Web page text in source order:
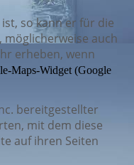
so kann er für die
auch
erheben, wenn
Maps-Widget (Google
bereitgestellter
mit dem diese
auf ihren Seiten